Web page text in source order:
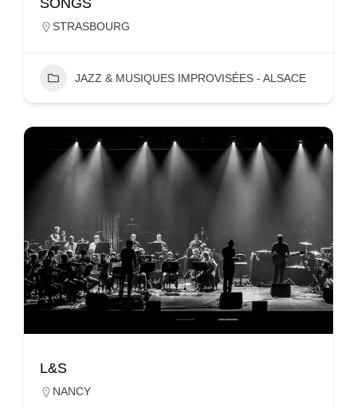
STRASBOURG
JAZZ & MUSIQUES IMPROVISÉES - ALSACE
L&S
NANCY